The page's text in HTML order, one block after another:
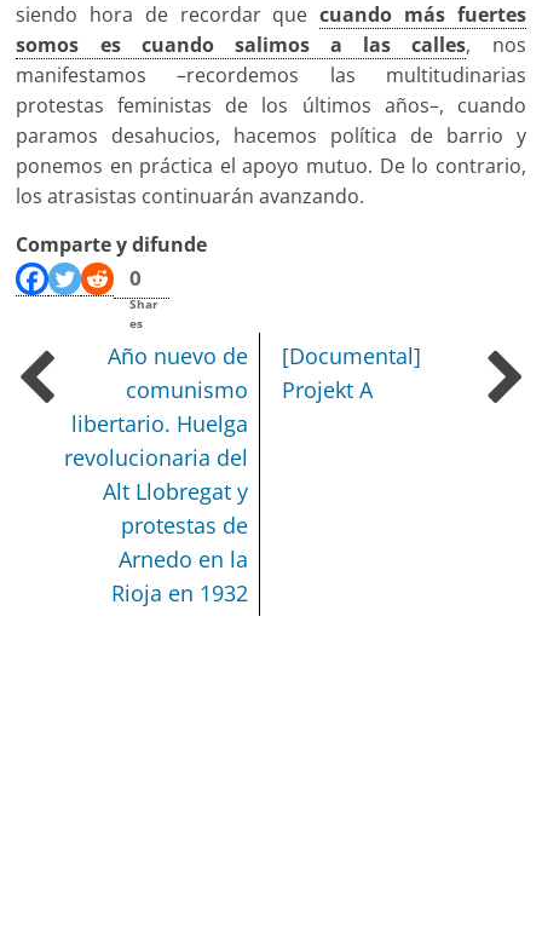
siendo hora de recordar quecuando más fuertes
somos es cuando salimos a las calles, nos
manifestamos –recordemos las multitudinarias
protestas feministas de los últimos años–, cuando
paramos desahucios, hacemos política de barrio y
ponemos en práctica el apoyo mutuo. De lo contrario,
los atrasistas continuarán avanzando.
Comparte y difunde
0
Shar
es
Año nuevo de
comunismo
libertario. Huelga
revolucionaria del
Alt Llobregat y
protestas de
Arnedo en la
Rioja en 1932
[Documental]
Projekt A